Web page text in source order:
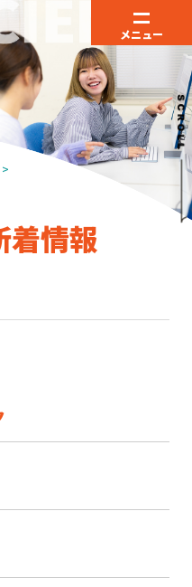
メニュー
情報